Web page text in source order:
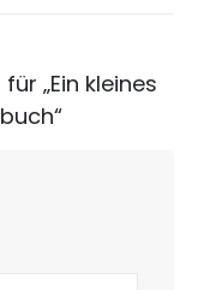
„Ein kleines